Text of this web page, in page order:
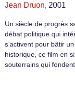
Jean Druon, 2001
Un siècle de progrès
débat politique qui
s’activent pour bâtir
historique, ce film en
souterrains qui fondent